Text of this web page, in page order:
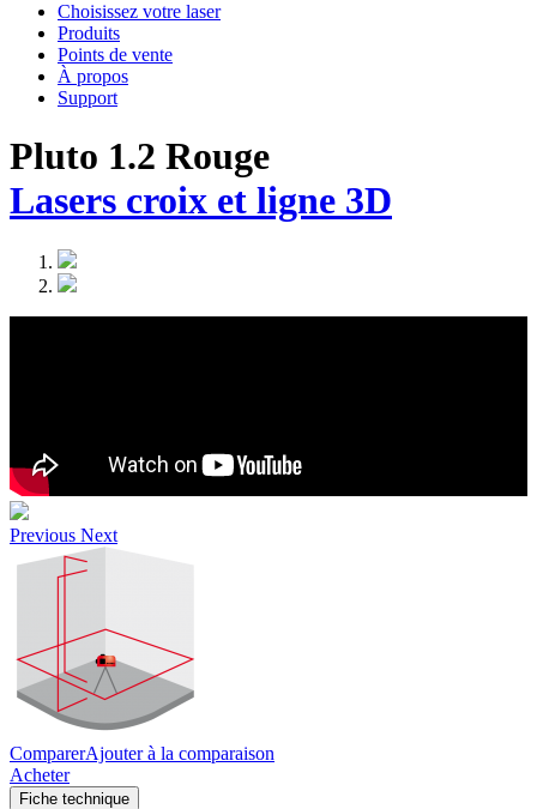
Choisissez votre laser
Produits
Points de vente
À propos
Support
Pluto 1.2 Rouge
Lasers croix et ligne 3D
Previous Next
ComparerAjouter à la comparaison
Acheter
Fiche technique